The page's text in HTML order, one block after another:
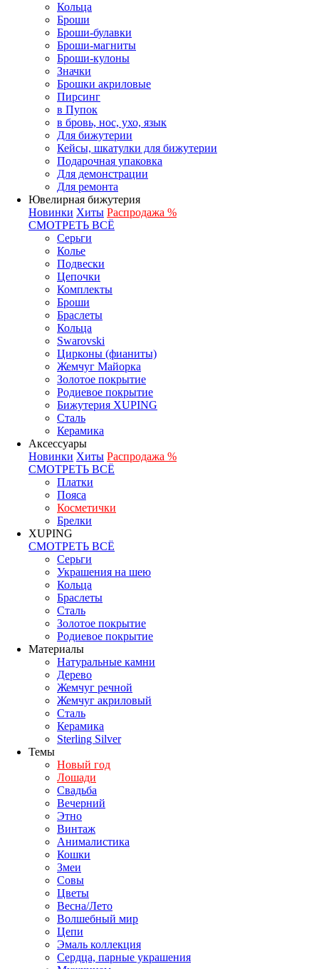
Кольца
Броши
Броши-булавки
Броши-магниты
Броши-кулоны
Значки
Брошки акриловые
Пирсинг
в Пупок
в бровь, нос, ухо, язык
Для бижутерии
Кейсы, шкатулки для бижутерии
Подарочная упаковка
Для демонстрации
Для ремонта
Ювелирная бижутерия
Новинки Хиты Распродажа %
СМОТРЕТЬ ВСЁ
Серьги
Колье
Подвески
Цепочки
Комплекты
Броши
Браслеты
Кольца
Swarovski
Цирконы (фианиты)
Жемчуг Майорка
Золотое покрытие
Родиевое покрытие
Бижутерия XUPING
Сталь
Керамика
Аксессуары
Новинки Хиты Распродажа %
СМОТРЕТЬ ВСЁ
Платки
Пояса
Косметички
Брелки
XUPING
СМОТРЕТЬ ВСЁ
Серьги
Украшения на шею
Кольца
Браслеты
Сталь
Золотое покрытие
Родиевое покрытие
Материалы
Натуральные камни
Дерево
Жемчуг речной
Жемчуг акриловый
Сталь
Керамика
Sterling Silver
Темы
Новый год
Лошади
Свадьба
Вечерний
Этно
Винтаж
Анималистика
Кошки
Змеи
Совы
Цветы
Весна/Лето
Волшебный мир
Цепи
Эмаль коллекция
Сердца, парные украшения